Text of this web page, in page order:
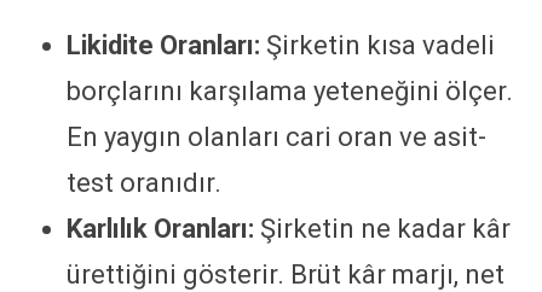
Likidite Oranları: Şirketin kısa vadeli
borçlarını karşılama yeteneğini ölçer.
En yaygın olanları cari oran ve asit-
test oranıdır.
Karlılık Oranları: Şirketin ne kadar kâr
ürettiğini gösterir. Brüt kâr marjı, net